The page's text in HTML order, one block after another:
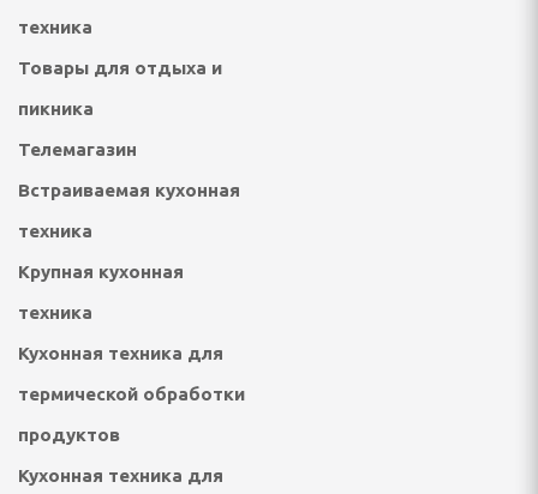
шнуры, переходники
ТЕХНИКА И
органайзеры
аккумуляторы
техника
Товары для отдыха и
пикника
Телемагазин
Встраиваемая кухонная
техника
Крупная кухонная
техника
Кухонная техника для
термической обработки
продуктов
Кухонная техника для